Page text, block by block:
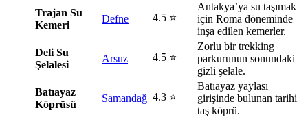
Trajan Su
Kemeri
Defne 4.5 ⭐
Antakya’ya su taşımak
için Roma döneminde
inşa edilen kemerler.
Deli Su
Şelalesi
Arsuz 4.5 ⭐
Zorlu bir trekking
parkurunun sonundaki
gizli şelale.
Batıayaz
Köprüsü
Samandağ 4.3 ⭐
Batıayaz yaylası
girişinde bulunan tarihi
taş köprü.